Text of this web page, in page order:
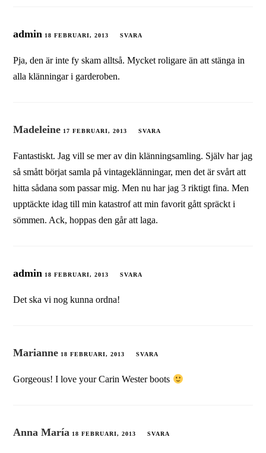
admin 18 FEBRUARI, 2013 SVARA
Pja, den är inte fy skam alltså. Mycket roligare än att stänga in
alla klänningar i garderoben.
Madeleine 17 FEBRUARI, 2013 SVARA
Fantastiskt. Jag vill se mer av din klänningsamling. Själv har jag
så smått börjat samla på vintageklänningar, men det är svårt att
hitta sådana som passar mig. Men nu har jag 3 riktigt fina. Men
upptäckte idag till min katastrof att min favorit gått spräckt i
sömmen. Ack, hoppas den går att laga.
admin 18 FEBRUARI, 2013 SVARA
Det ska vi nog kunna ordna!
Marianne 18 FEBRUARI, 2013 SVARA
Gorgeous! I love your Carin Wester boots
Anna María 18 FEBRUARI, 2013 SVARA